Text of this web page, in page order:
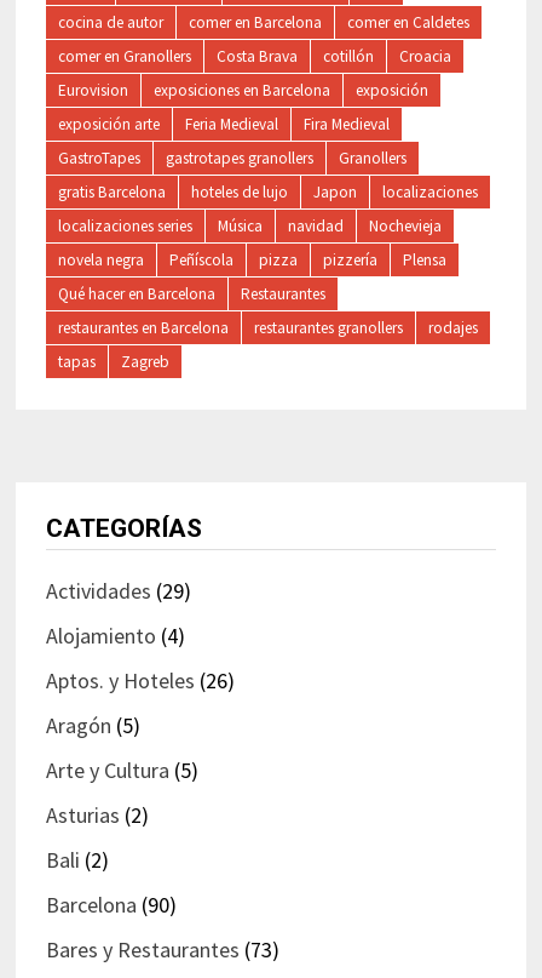
cocina de autor comer en Barcelona
comer en Caldetes
comer en Granollers
Costa Brava cotillón
Croacia
Eurovision
exposiciones en Barcelona
exposición
exposición arte
Feria Medieval
Fira Medieval
GastroTapes
gastrotapes granollers
Granollers
gratis Barcelona
hoteles de lujo Japon
localizaciones
localizaciones series
Música navidad
Nochevieja
novela negra
Peñíscola pizza pizzería
Plensa
Qué hacer en Barcelona
Restaurantes
restaurantes en Barcelona
restaurantes granollers
rodajes
tapas
Zagreb
CATEGORÍAS
Actividades (29)
Alojamiento (4)
Aptos. y Hoteles (26)
Aragón (5)
Arte y Cultura (5)
Asturias (2)
Bali (2)
Barcelona (90)
Bares y Restaurantes (73)